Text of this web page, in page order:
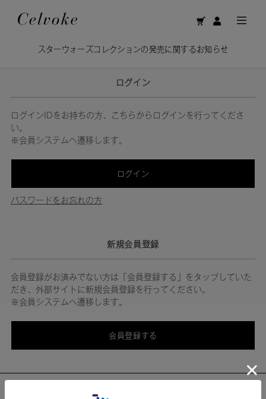
スターウォーズコレクションの発売に関するお知らせ
ログイン
ログインIDをお持ちの方、こちらからログインを行ってくださ
い。
※会員システムへ遷移します。
ログイン
パスワードをお忘れの方
新規会員登録
会員登録がお済みでない方は「会員登録する」をタップしていた
だき、外部サイトに新規会員登録を行ってください。
※会員システムへ遷移します。
会員登録する